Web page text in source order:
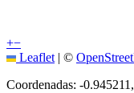
+−
Leaflet | ©
Coordenadas: -0.945211 ,